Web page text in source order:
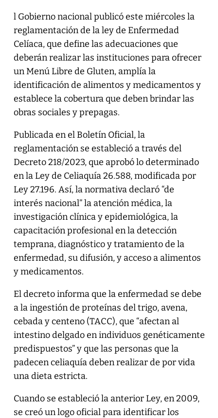
l Gobierno nacional publicó este miércoles la
reglamentación de la ley de Enfermedad
Celíaca, que define las adecuaciones que
deberán realizar las instituciones para ofrecer
un Menú Libre de Gluten, amplía la
identificación de alimentos y medicamentos y
establece la cobertura que deben brindar las
obras sociales y prepagas.
Publicada en el Boletín Oficial, la
reglamentación se estableció a través del
Decreto 218/2023, que aprobó lo determinado
en la Ley de Celiaquía 26.588, modificada por
Ley 27.196. Así, la normativa declaró “de
interés nacional” la atención médica, la
investigación clínica y epidemiológica, la
capacitación profesional en la detección
temprana, diagnóstico y tratamiento de la
enfermedad, su difusión, y acceso a alimentos
y medicamentos.
El decreto informa que la enfermedad se debe
a la ingestión de proteínas del trigo, avena,
cebada y centeno (TACC), que “afectan al
intestino delgado en individuos genéticamente
predispuestos” y que las personas que la
padecen celiaquía deben realizar de por vida
una dieta estricta.
Cuando se estableció la anterior Ley, en 2009,
se creó un logo oficial para identificar los